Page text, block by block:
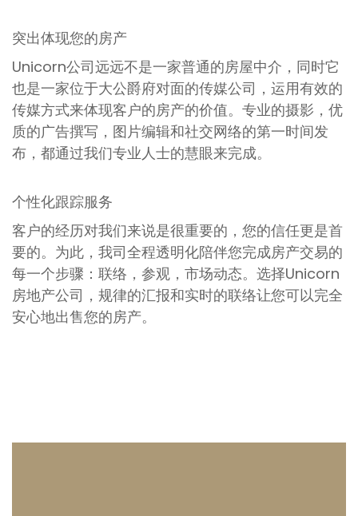
突出体现您的房产
Unicorn公司远远不是一家普通的房屋中介，同时它
也是一家位于大公爵府对面的传媒公司，运用有效的
传媒方式来体现客户的房产的价值。专业的摄影，优
质的广告撰写，图片编辑和社交网络的第一时间发
布，都通过我们专业人士的慧眼来完成。
个性化跟踪服务
客户的经历对我们来说是很重要的，您的信任更是首
要的。为此，我司全程透明化陪伴您完成房产交易的
每一个步骤：联络，参观，市场动态。选择Unicorn
房地产公司，规律的汇报和实时的联络让您可以完全
安心地出售您的房产。